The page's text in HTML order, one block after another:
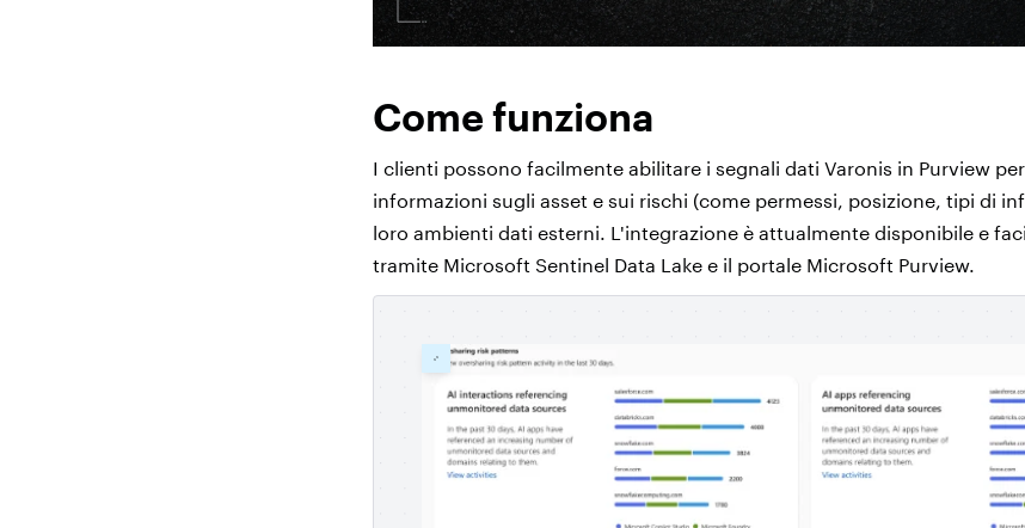
Come funziona
I clienti possono facilmente abilitare i segnali dati Varonis in Purview
informazioni sugli asset e sui rischi (come permessi, posizione, tipi di
loro ambienti dati esterni. L'integrazione è attualmente disponibile e
tramite Microsoft Sentinel Data Lake e il portale Microsoft Purview.